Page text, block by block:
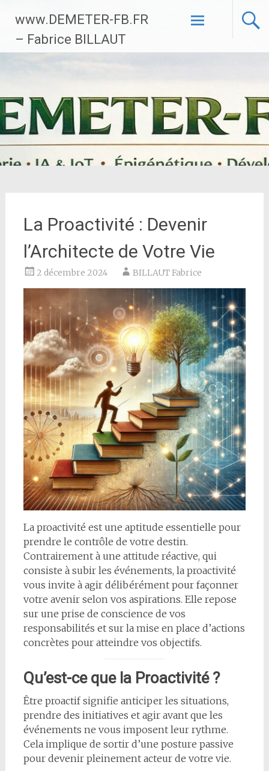
contenu
principal
www.DEMETER-FB.FR
– Fabrice BILLAUT
La Proactivité : Devenir
l’Architecte de Votre Vie
2 décembre 2024 BILLAUT Fabrice
La proactivité est une aptitude essentielle pour
prendre le contrôle de votre destin.
Contrairement à une attitude réactive, qui
consiste à subir les événements, la proactivité
vous invite à agir délibérément pour façonner
votre avenir selon vos aspirations. Elle repose
sur une prise de conscience de vos
responsabilités et sur la mise en place d’actions
concrètes pour atteindre vos objectifs.
Qu’est-ce que la Proactivité ?
Être proactif signifie anticiper les situations,
prendre des initiatives et agir avant que les
événements ne vous imposent leur rythme.
Cela implique de sortir d’une posture passive
pour devenir pleinement acteur de votre vie.